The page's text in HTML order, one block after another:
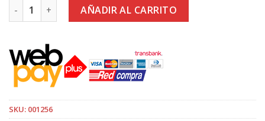
Espejo Led Hollywood 360°a Pilas Color Blanco cantidad
AÑADIR AL CARRITO
SKU: 001256